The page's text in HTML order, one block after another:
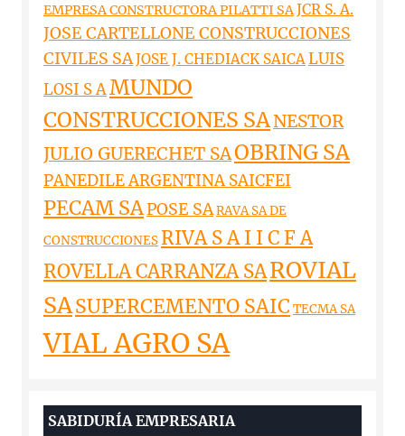
EMPRESA CONSTRUCTORA PILATTI SAJCR S. A.
JOSE CARTELLONE CONSTRUCCIONES
CIVILES SAJOSE J. CHEDIACK SAICALUIS
LOSI S AMUNDO
CONSTRUCCIONES SANESTOR
JULIO GUERECHET SAOBRING SA
PANEDILE ARGENTINA SAICFEI
PECAM SAPOSE SARAVA SA DE
CONSTRUCCIONES RIVA S A I I C F A
ROVELLA CARRANZA SAROVIAL
SASUPERCEMENTO SAIC TECMA SA
VIAL AGRO SA
SABIDURÍA EMPRESARIA